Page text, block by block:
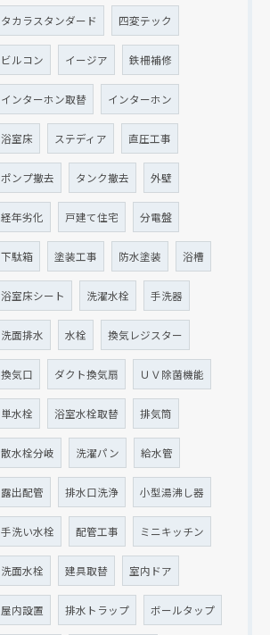
タカラスタンダード 四変テック
ビルコン イージア 鉄柵補修
インターホン取替 インターホン
浴室床 ステディア 直圧工事
ポンプ撤去 タンク撤去 外壁
経年劣化 戸建て住宅 分電盤
下駄箱 塗装工事 防水塗装 浴槽
浴室床シート 洗濯水栓 手洗器
洗面排水 水栓 換気レジスター
換気口 ダクト換気扇 ＵＶ除菌機能
単水栓 浴室水栓取替 排気筒
散水栓分岐 洗濯パン 給水管
露出配管 排水口洗浄 小型湯沸し器
手洗い水栓 配管工事 ミニキッチン
洗面水栓 建具取替 室内ドア
屋内設置 排水トラップ ボールタップ